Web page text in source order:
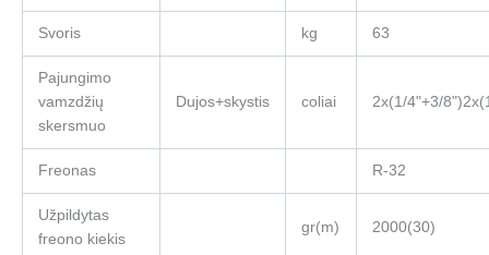
Svoris kg 63
Pajungimo
vamzdžių
skersmuo
Dujos+skystis coliai 2x(1/4"+3/
Freonas R-32
Užpildytas
freono kiekis
gr(m) 2000(30)